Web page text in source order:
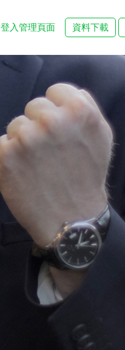
登入管理頁面 資料下載